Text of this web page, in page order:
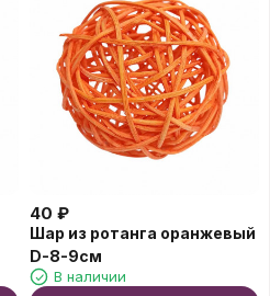
40 ₽
Шар из ротанга оранжевый
D-8-9см
В наличии